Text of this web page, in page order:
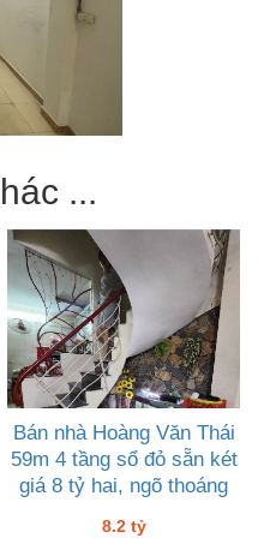
...
Bán nhà Hoàng Văn Thái
59m 4 tầng sổ đỏ sẵn két
giá 8 tỷ hai, ngõ thoáng
8.2 tỷ